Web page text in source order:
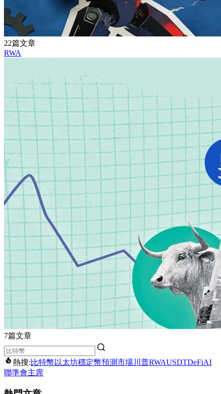
22篇文章
RWA
7篇文章
熱搜:比特幣 以太坊穩定幣預測市場川普RWAUSDTDeFiAI
聯準會主席